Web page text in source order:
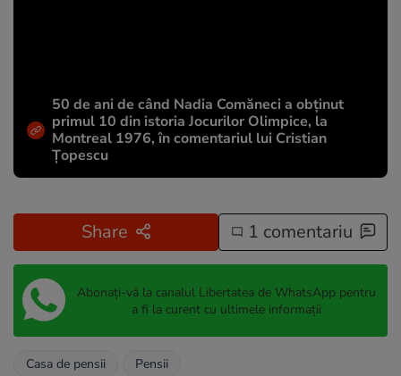
50 de ani de când Nadia Comăneci a obţinut
primul 10 din istoria Jocurilor Olimpice, la
Montreal 1976, în comentariul lui Cristian
Țopescu
Share 1 comentariu
Abonați-vă la canalul Libertatea de WhatsApp pentru
a fi la curent cu ultimele informații
Casa de pensii Pensii